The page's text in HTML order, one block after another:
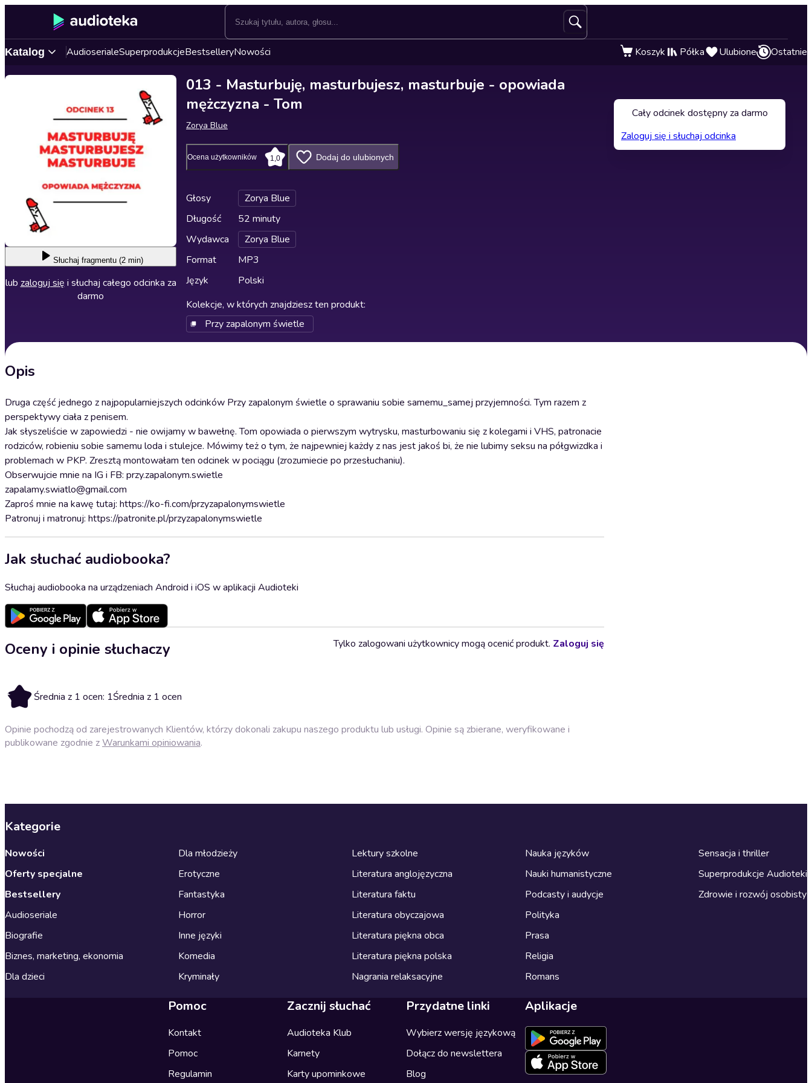
Katalog AudioserialeSuperprodukcjeBestselleryNowości Koszyk Półka Ulubione Ostatnie
Słuchaj fragmentu (2 min)
lub zaloguj się i słuchaj całego odcinka za
darmo
013 - Masturbuję, masturbujesz, masturbuje - opowiada
mężczyzna - Tom
Zorya Blue
Ocena użytkowników 1,0 Dodaj do ulubionych
Głosy
Zorya Blue
Długość
52 minuty
Wydawca
Zorya Blue
Format
MP3
Język
Polski
Kolekcje, w których znajdziesz ten produkt:
Przy zapalonym świetle
Opis
Druga część jednego z najpopularniejszych odcinków Przy zapalonym świetle o sprawaniu sobie samemu_samej przyjemności. Tym razem z
perspektywy ciała z penisem.
Jak słyszeliście w zapowiedzi - nie owijamy w bawełnę. Tom opowiada o pierwszym wytrysku, masturbowaniu się z kolegami i VHS, patronacie
rodziców, robieniu sobie samemu loda i stulejce. Mówimy też o tym, że najpewniej każdy z nas jest jakoś bi, że nie lubimy seksu na półgwizdka i
problemach w PKP. Zresztą montowałam ten odcinek w pociągu (zrozumiecie po przesłuchaniu).
Obserwujcie mnie na IG i FB: przy.zapalonym.swietle
zapalamy.swiatlo@gmail.com
Zaproś mnie na kawę tutaj: https://ko-fi.com/przyzapalonymswietle
Patronuj i matronuj: https://patronite.pl/przyzapalonymswietle
Jak słuchać audiobooka?
Słuchaj audiobooka na urządzeniach Android i iOS w aplikacji Audioteki
Oceny i opinie słuchaczy
1 Średnia z 1 ocen: 1Średnia z 1 ocen
Tylko zalogowani użytkownicy mogą ocenić produkt. Zaloguj się
Opinie pochodzą od zarejestrowanych Klientów, którzy dokonali zakupu naszego produktu lub usługi. Opinie są zbierane, weryfikowane i
publikowane zgodnie zWarunkami opiniowania.
Cały odcinek dostępny za darmo
Zaloguj się i słuchaj odcinka
Kategorie
Nowości
Oferty specjalne
Bestsellery
Audioseriale
Biografie
Biznes, marketing, ekonomia
Dla dzieci
Dla młodzieży
Erotyczne
Fantastyka
Horror
Inne języki
Komedia
Kryminały
Lektury szkolne
Literatura anglojęzyczna
Literatura faktu
Literatura obyczajowa
Literatura piękna obca
Literatura piękna polska
Nagrania relaksacyjne
Nauka języków
Nauki humanistyczne
Podcasty i audycje
Polityka
Prasa
Religia
Romans
Sensacja i thriller
Superprodukcje Audioteki
Zdrowie i rozwój osobisty
Pomoc
Kontakt
Pomoc
Regulamin
Zacznij słuchać
Audioteka Klub
Karnety
Karty upominkowe
Przydatne linki
Wybierz wersję językową
Dołącz do newslettera
Blog
Aplikacje